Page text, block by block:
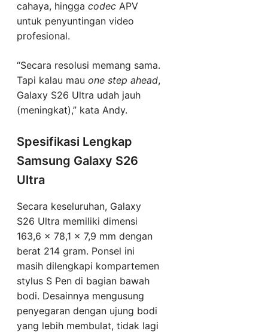
cahaya, hingga codec APV
untuk penyuntingan video
profesional.
“Secara resolusi memang sama.
Tapi kalau mau one step ahead,
Galaxy S26 Ultra udah jauh
(meningkat),” kata Andy.
Spesifikasi Lengkap
Samsung Galaxy S26
Ultra
Secara keseluruhan, Galaxy
S26 Ultra memiliki dimensi
163,6 x 78,1 x 7,9 mm dengan
berat 214 gram. Ponsel ini
masih dilengkapi kompartemen
stylus S Pen di bagian bawah
bodi. Desainnya mengusung
penyegaran dengan ujung bodi
yang lebih membulat, tidak lagi